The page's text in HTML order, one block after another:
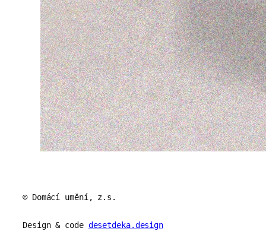
© Domácí umění, z.s.
Design & code desetdeka.design